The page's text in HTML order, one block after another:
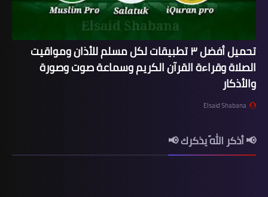
تحميل أفضل ٣ تطبيقات لكل مسلم للأذان ومواقيت
الصلاة وقراءة القرآن الكريم وسماعة صوت وصورة
والأذكار
Elsaid Shabana
📢 أذكر اللّه يذكرك 📢